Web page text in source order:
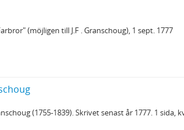
(möjligen till J.F . Granschoug), 1 sept. 1777
(1755-1839). Skrivet senast år 1777. 1 sida,